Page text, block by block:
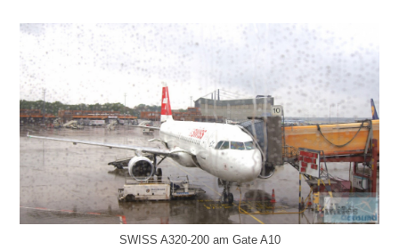
SWISS A320-200 am Gate A10